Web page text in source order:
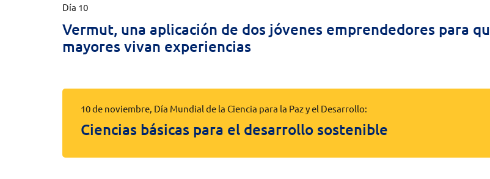
Día 10
Vermut, una aplicación de dos jóvenes emprendedores para
mayores vivan experiencias
10 de noviembre, Día Mundial de la Ciencia para la Paz y el Desarrollo:
Ciencias básicas para el desarrollo sostenible